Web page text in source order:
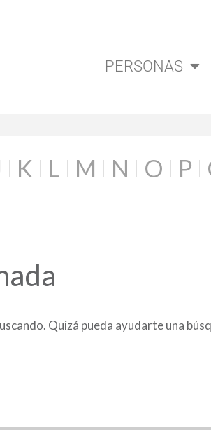
PERSONAS
K L M N O P
Quizá pueda ayudarte una